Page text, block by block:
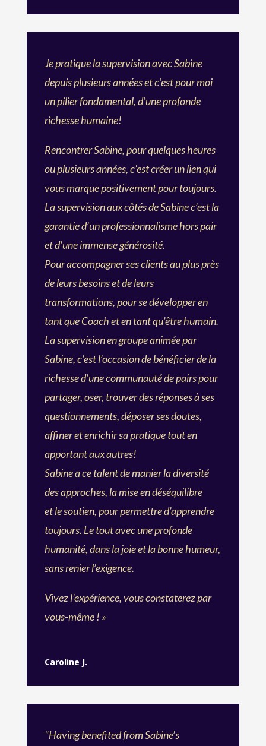
Je pratique la supervision avec Sabine
depuis plusieurs années et c’est pour moi
un pilier fondamental, d’une profonde
richesse humaine!
Rencontrer Sabine, pour quelques heures
ou plusieurs années, c’est créer un lien qui
vous marque positivement pour toujours.
La supervision aux côtés de Sabine c’est la
garantie d’un professionnalisme hors pair
et d’une immense générosité.
Pour accompagner ses clients au plus près
de leurs besoins et de leurs
transformations, pour se développer en
tant que Coach et en tant qu’être humain.
La supervision en groupe animée par
Sabine, c’est l’occasion de bénéficier de la
richesse d’une communauté de pairs pour
partager, oser, trouver des réponses à ses
questionnements, déposer ses doutes,
affiner et enrichir sa pratique tout en
apportant aux autres!
Sabine a ce talent de manier la diversité
des approches, la mise en déséquilibre
et le soutien, pour permettre d’apprendre
toujours. Le tout avec une profonde
humanité, dans la joie et la bonne humeur,
sans renier l’exigence.
Vivez l’expérience, vous constaterez par
vous-même ! »
Caroline J.
"Having benefited from Sabine’s